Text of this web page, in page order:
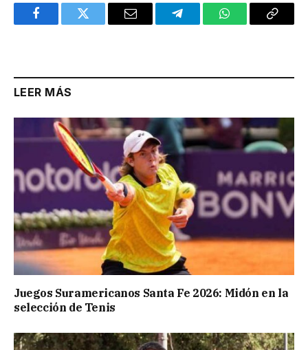
FacebookTwitter Email TelegramWhatsAppCopy
LEER MÁS
Juegos Suramericanos Santa Fe 2026: Midón en la
selección de Tenis